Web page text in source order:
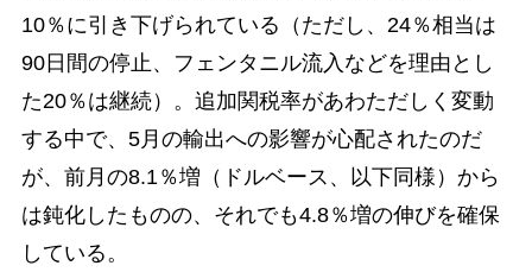
10％に引き下げられている（ただし、24％相当は
90日間の停止、フェンタニル流入などを理由とし
た20％は継続）。追加関税率があわただしく変動
する中で、5月の輸出への影響が心配されたのだ
が、前月の8.1％増（ドルベース、以下同様）から
は鈍化したものの、それでも4.8％増の伸びを確保
している。